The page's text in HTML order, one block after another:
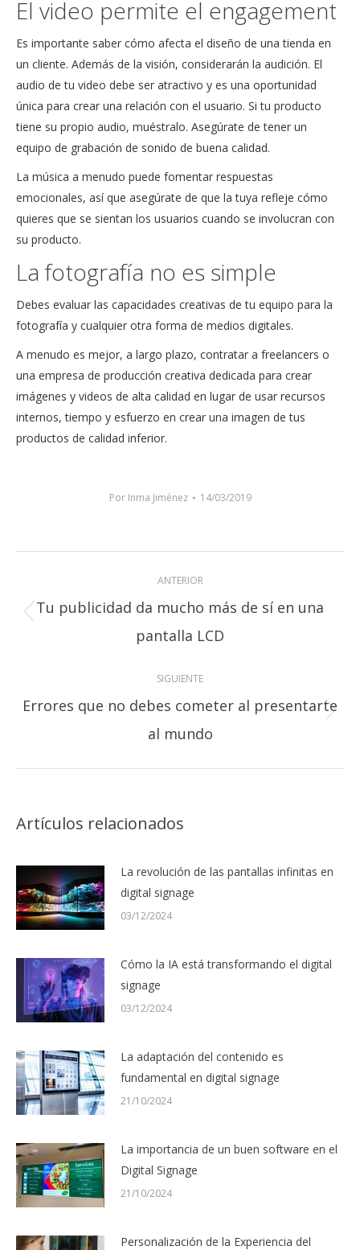
El video permite el engagement
Es importante saber cómo afecta el diseño de una tienda en
un cliente. Además de la visión, considerarán la audición. El
audio de tu video debe ser atractivo y es una oportunidad
única para crear una relación con el usuario. Si tu producto
tiene su propio audio, muéstralo. Asegúrate de tener un
equipo de grabación de sonido de buena calidad.
La música a menudo puede fomentar respuestas
emocionales, así que asegúrate de que la tuya refleje cómo
quieres que se sientan los usuarios cuando se involucran con
su producto.
La fotografía no es simple
Debes evaluar las capacidades creativas de tu equipo para la
fotografía y cualquier otra forma de medios digitales.
A menudo es mejor, a largo plazo, contratar a freelancers o
una empresa de producción creativa dedicada para crear
imágenes y videos de alta calidad en lugar de usar recursos
internos, tiempo y esfuerzo en crear una imagen de tus
productos de calidad inferior.
Por Inma Jiménez 14/03/2019
publicaciones
ANTERIOR
anterior:
Tu publicidad da mucho más de sí en una
pantalla LCD
SIGUIENTE
siguiente:
Errores que no debes cometer al presentarte
al mundo
Artículos relacionados
La revolución de las pantallas infinitas en
digital signage
03/12/2024
Cómo la IA está transformando el digital
signage
03/12/2024
La adaptación del contenido es
fundamental en digital signage
21/10/2024
La importancia de un buen software en el
Digital Signage
21/10/2024
Personalización de la Experiencia del